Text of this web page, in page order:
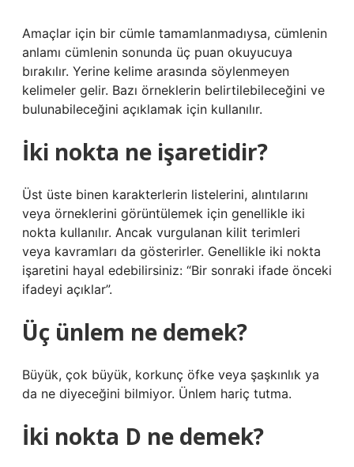
Amaçlar için bir cümle tamamlanmadıysa, cümlenin
anlamı cümlenin sonunda üç puan okuyucuya
bırakılır. Yerine kelime arasında söylenmeyen
kelimeler gelir. Bazı örneklerin belirtilebileceğini ve
bulunabileceğini açıklamak için kullanılır.
İki nokta ne işaretidir?
Üst üste binen karakterlerin listelerini, alıntılarını
veya örneklerini görüntülemek için genellikle iki
nokta kullanılır. Ancak vurgulanan kilit terimleri
veya kavramları da gösterirler. Genellikle iki nokta
işaretini hayal edebilirsiniz: “Bir sonraki ifade önceki
ifadeyi açıklar”.
Üç ünlem ne demek?
Büyük, çok büyük, korkunç öfke veya şaşkınlık ya
da ne diyeceğini bilmiyor. Ünlem hariç tutma.
İki nokta D ne demek?